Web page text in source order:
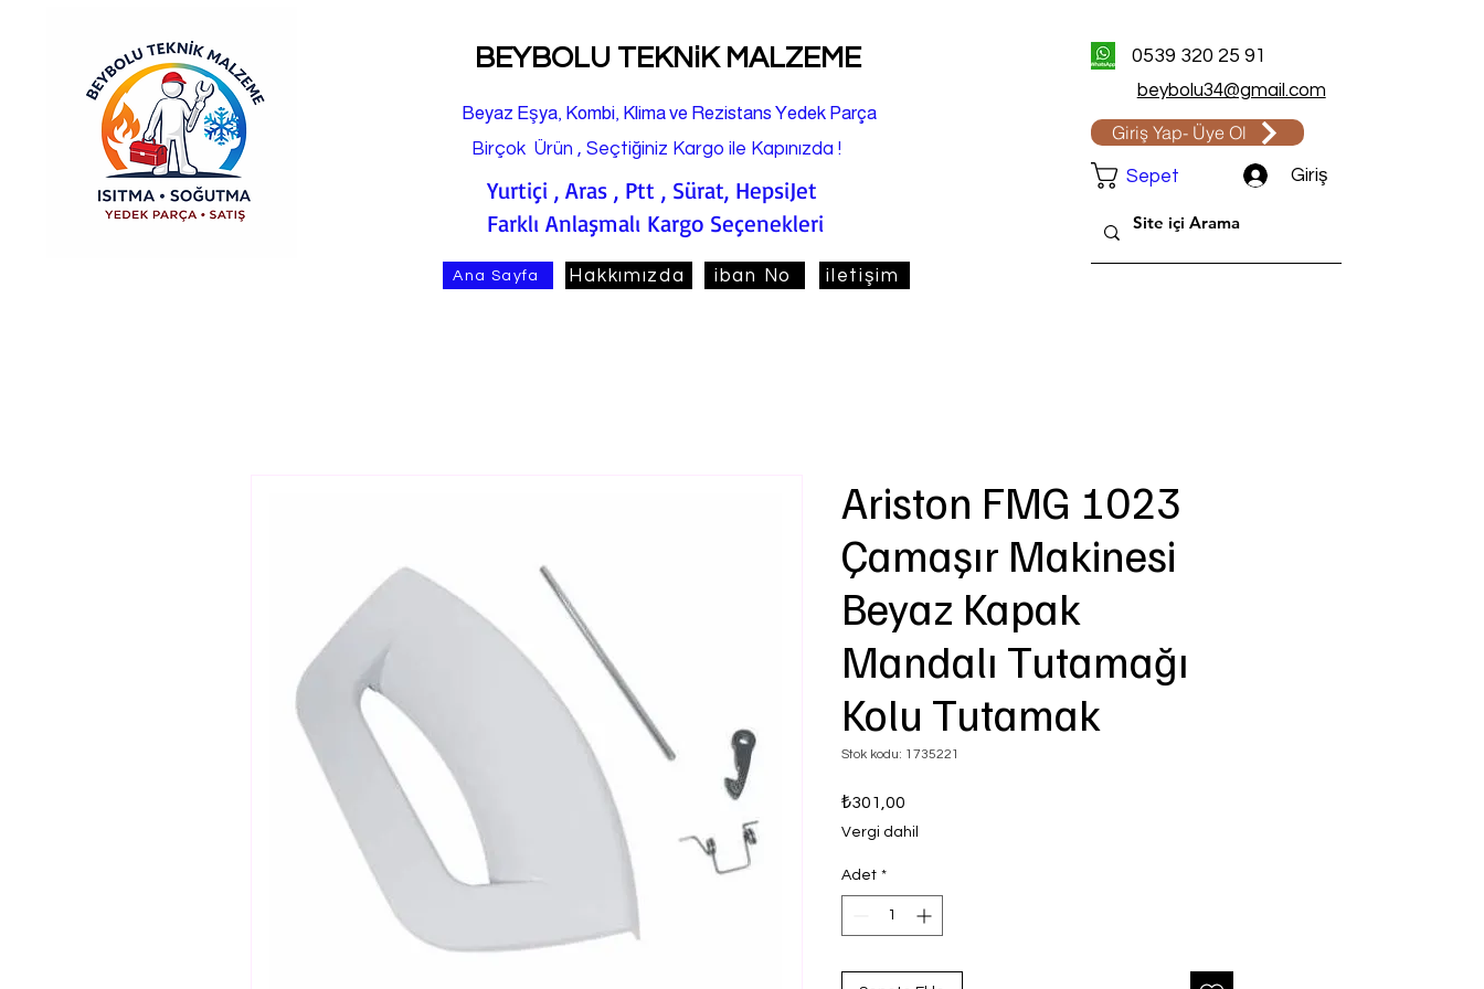
BEYBOLU TEKNiK MALZEME
Beyaz Eşya, Kombi, Klima ve Rezistans Yedek Parça
Birçok Ürün , Seçtiğiniz Kargo ile Kapınızda !
Yurtiçi , Aras , Ptt , Sürat, HepsiJet
Farklı Anlaşmalı Kargo Seçenekleri
Ana Sayfa Hakkımızda iban No iletişim
0539 320 25 91
beybolu34@gmail.com
Giriş Yap- Üye Ol
Sepet Giriş
Ariston FMG 1023
Çamaşır Makinesi
Beyaz Kapak
Mandalı Tutamağı
Kolu Tutamak
Stok kodu: 1735221
₺301,00
Vergi dahil
Adet *